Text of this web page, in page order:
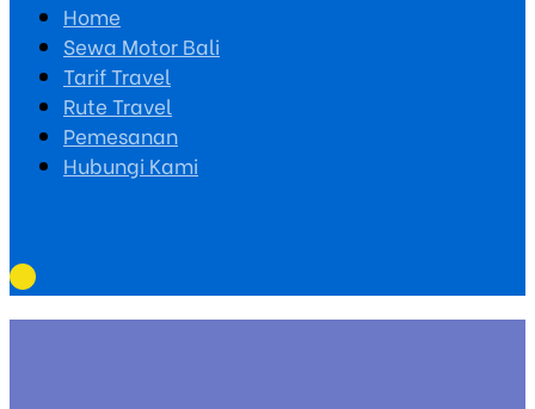
Home
Sewa Motor Bali
Tarif Travel
Rute Travel
Pemesanan
Hubungi Kami